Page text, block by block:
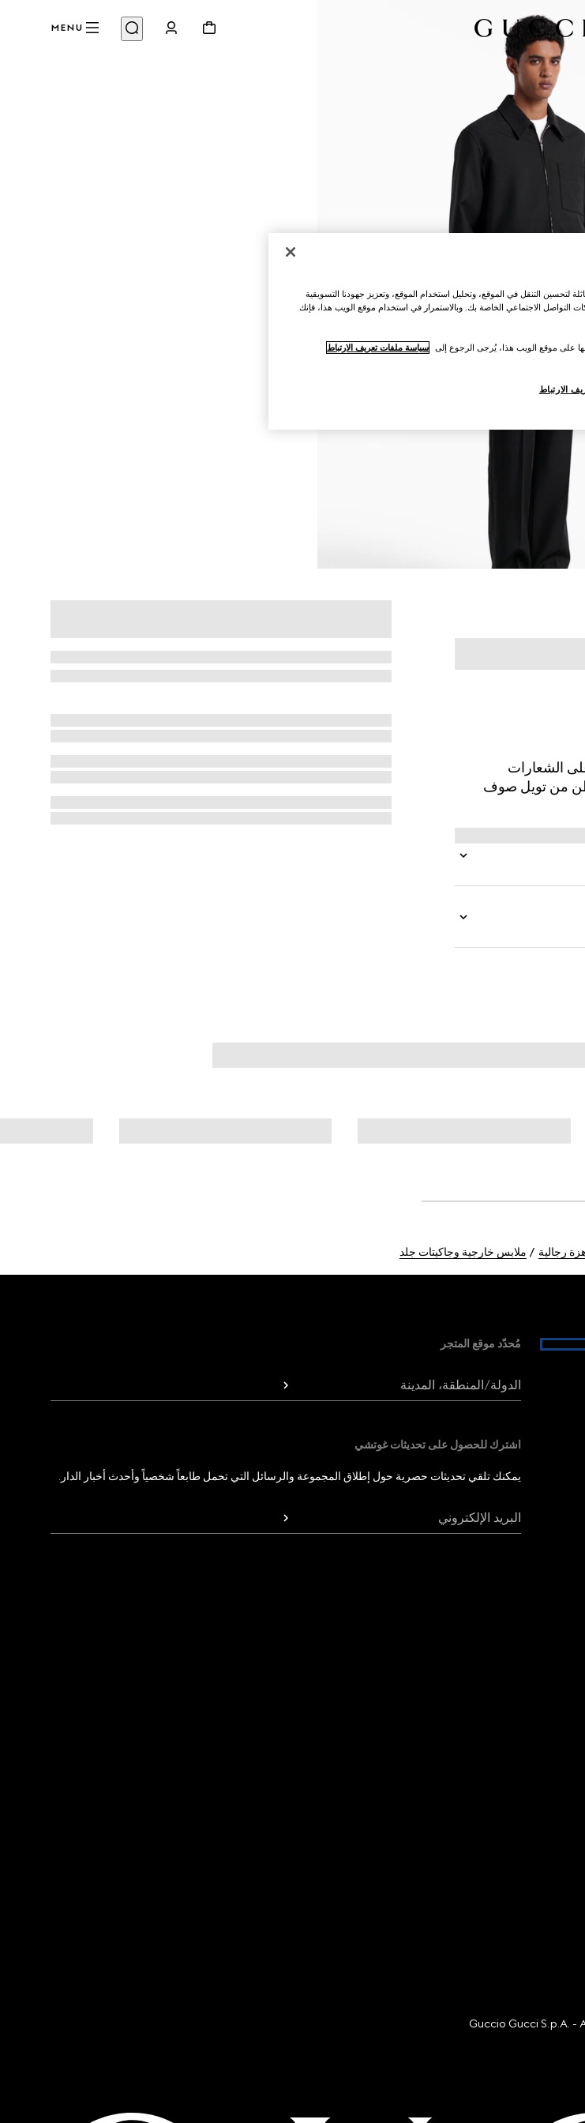
MENU
الضوء على الشعارات
من تويل صوف
رجالية ملابس خارجية وجاكيتات جلد
مُحدّد موقع المتجر
الدولة/المنطقة، المدينة
اشترك للحصول على تحديثات غوتشي
يمكنك تلقي تحديثات حصرية حول إطلاق المجموعة والرسائل التي تحمل طابعاً شخصياً وأحدث أخبار الدار.
البريد الإلكتروني
لتحسين التنقل في الموقع، وتحليل استخدام الموقع، وتعزيز جهودنا التسويقية
التواصل الاجتماعي الخاصة بك. وبالاستمرار في استخدام موقع الويب هذا، فإنك
على موقع الويب هذا، يُرجى الرجوع إلى سياسة ملفات تعريف الارتباط
الارتباط